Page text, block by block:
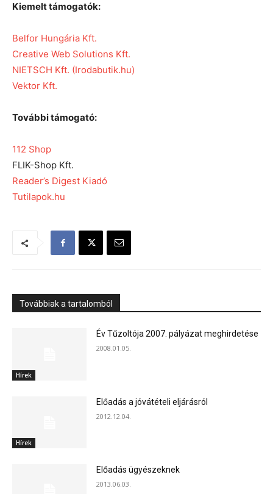
Kiemelt támogatók:
Belfor Hungária Kft.
Creative Web Solutions Kft.
NIETSCH Kft. (Irodabutik.hu)
Vektor Kft.
További támogató:
112 Shop
FLIK-Shop Kft.
Reader’s Digest Kiadó
Tutilapok.hu
Továbbiak a tartalomból
Hírek
Év Tűzoltója 2007. pályázat meghirdetése
2008.01.05.
Hírek
Előadás a jóvátételi eljárásról
2012.12.04.
Előadás ügyészeknek
2013.06.03.